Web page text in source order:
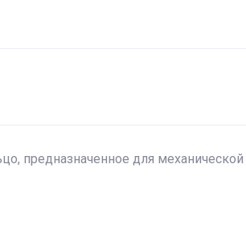
предназначенное для